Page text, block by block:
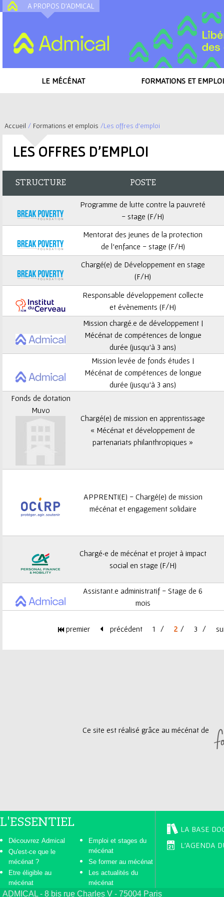
A PROPOS D'ADMICAL
LE MÉCÉNAT FORMATIONS ET
ê
s
i
Accueil / Formations et emplois /Les offres d'emploi
LES OFFRES D'EMPLOI
STRUCTURE POSTE
Programme de lutte contre la pauvreté
- stage (F/H)
Mentorat des jeunes de la protection
de l’enfance - stage (F/H)
Chargé(e) de Développement en stage
(F/H)
Responsable développement collecte
et évènements (F/H)
Mission chargé.e de développement |
Mécénat de compétences de longue
durée (jusqu’à 3 ans)
Mission levée de fonds études |
Mécénat de compétences de longue
durée (jusqu’à 3 ans)
Fonds de dotation
Muvo
Chargé(e) de mission en apprentissage
« Mécénat et développement de
partenariats philanthropiques »
APPRENTI(E) - Chargé(e) de mission
mécénat et engagement solidaire
Chargé·e de mécénat et projet à impact
social en stage (F/H)
Assistant.e administratif - Stage de 6
mois
premier précédent 1 2 3
Ce site est réalisé grâce au mécénat de
L'ESSENTIEL
Découvrez Admical
Qu'est-ce que le
mécénat ?
Etre éligible au
mécénat
Emploi et stages du
mécénat
Se former au mécénat
Les actualités du
mécénat
LA BASE
L'AGENDA
ADMICAL - 8 bis rue Charles V - 75004 Paris